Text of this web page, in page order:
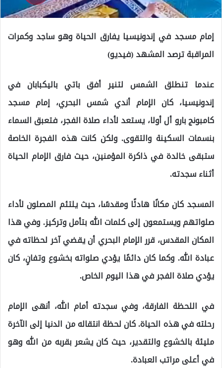
إمام مسجد في إندونيسيا يفارق الحياة وهو ساجد وكمرات
المراقبة ترصد المشهد (فيديو)
عندما تنطلق الشمس لتنير أفق باتي باليكبابان في
إندونيسيا، كان الإمام أندي شمس البحري، إمام مسجد
كامبونج بارو أل أولا، يستعد لأداء صلاة الفجر، فتعبق السماء
بنسمات السكينة والتقوى. ولكن كانت هذه الفجرة الخاصة
ستبقى خالدة في ذاكرة المؤمنين، حيث فارق الإمام الحياة
أثناء سجدته.
المسجد كان مكانًا هادئًا ومقدسًا، حيث يلتئم المصلون لأداء
صلواتهم ويستمعون إلى كلمات الله بتأمل وتركيز. وفي هذا
المكان المقدس، قرر الإمام البحري أن يقضي آخر لحظاته في
عبادة الله. وكما كان دائمًا يؤدي صلواته بخشوع وتفانٍ، كان
يؤدي صلاة الفجر في هذا اليوم الخاص.
في اللحظة الفارقة، وفي سجدته أمام الله، أنهى الإمام
رحلته في هذه الحياة. كان لحظة انتقاله من الدنيا إلى الآخرة
مليئة بالخشوع والتقدير، حيث كان يشعر بقربه من الله وهو
في أعلى مراتب العبادة.